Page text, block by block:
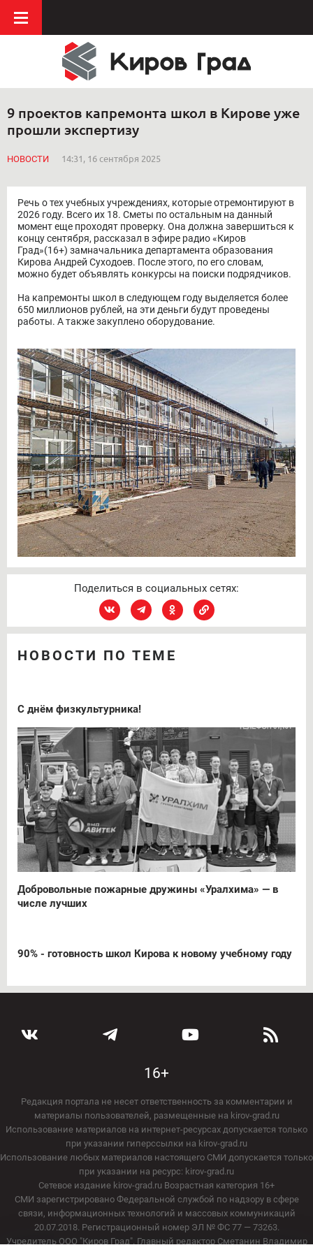
9 проектов капремонта школ в Кирове уже
прошли экспертизу
НОВОСТИ 14:31, 16 сентября 2025
Речь о тех учебных учреждениях, которые отремонтируют в
2026 году. Всего их 18. Сметы по остальным на данный
момент еще проходят проверку. Она должна завершиться к
концу сентября, рассказал в эфире радио «Киров
Град»(16+) замначальника департамента образования
Кирова Андрей Суходоев. После этого, по его словам,
можно будет объявлять конкурсы на поиски подрядчиков.
На капремонты школ в следующем году выделяется более
650 миллионов рублей, на эти деньги будут проведены
работы. А также закуплено оборудование.
Поделиться в социальных сетях:
НОВОСТИ ПО ТЕМЕ
С днём физкультурника!
Добровольные пожарные дружины «Уралхима» — в
числе лучших
90% - готовность школ Кирова к новому учебному году
16+
Редакция портала не несет ответственность за комментарии и
материалы пользователей, размещенные на kirov-grad.ru
Использование материалов на интернет-ресурсах допускается только
при указании гиперссылки на kirov-grad.ru
Использование любых материалов настоящего СМИ допускается только
при указании на ресурс: kirov-grad.ru
Сетевое издание kirov-grad.ru Возрастная категория 16+
СМИ зарегистрировано Федеральной службой по надзору в сфере
связи, информационных технологий и массовых коммуникаций
20.07.2018. Регистрационный номер ЭЛ № ФС 77 — 73263.
Учредитель ООО "Киров Град". Главный редактор Сметанин Владимир